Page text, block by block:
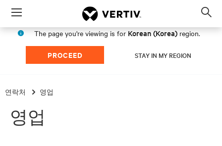
Menu
The page you're viewing is for Korean (Korea) region.
PROCEED STAY IN MY REGION
연락처 영업
영업